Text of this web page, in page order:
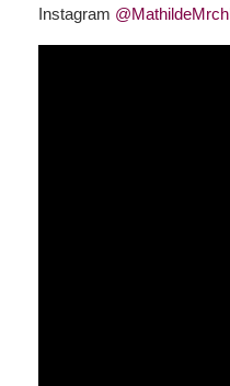
Instagram @MathildeMrchl